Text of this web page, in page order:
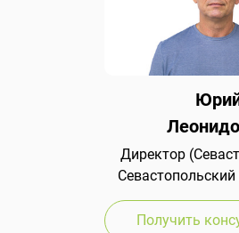
Директор
Севастопольский
Получить